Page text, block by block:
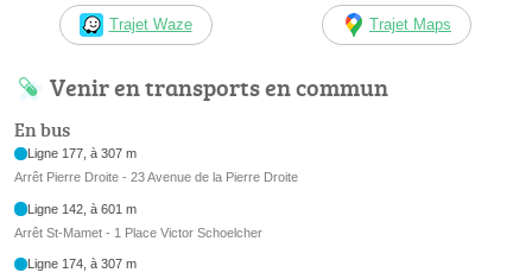
Trajet Waze Trajet Maps
Venir en transports en commun
En bus
Ligne 177, à 307 m
Arrêt Pierre Droite - 23 Avenue de la Pierre Droite
Ligne 142, à 601 m
Arrêt St-Mamet - 1 Place Victor Schoelcher
Ligne 174, à 307 m